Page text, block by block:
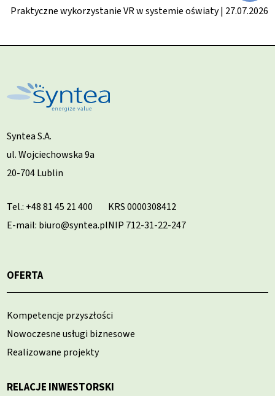
Praktyczne wykorzystanie VR w systemie oświaty | 27.07.2026
Syntea S.A.
ul. Wojciechowska 9a
20-704 Lublin
Tel.: +48 81 45 21 400
E-mail: biuro@syntea.pl
KRS 0000308412
NIP 712-31-22-247
OFERTA
Kompetencje przyszłości
Nowoczesne usługi biznesowe
Realizowane projekty
RELACJE INWESTORSKI